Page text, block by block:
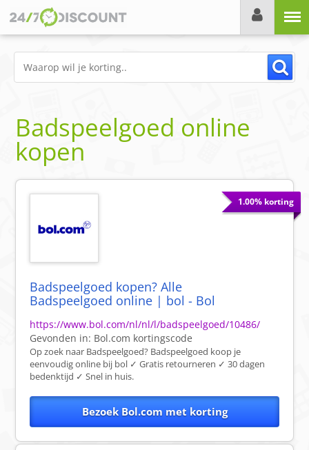
Badspeelgoed online
kopen
1.00% korting
Badspeelgoed kopen? Alle
Badspeelgoed online | bol - Bol
https://www.bol.com/nl/nl/l/badspeelgoed/10486/
Gevonden in: Bol.com kortingscode
Op zoek naar Badspeelgoed? Badspeelgoed koop je
eenvoudig online bij bol ✓ Gratis retourneren ✓ 30 dagen
bedenktijd ✓ Snel in huis.
Bezoek Bol.com met korting